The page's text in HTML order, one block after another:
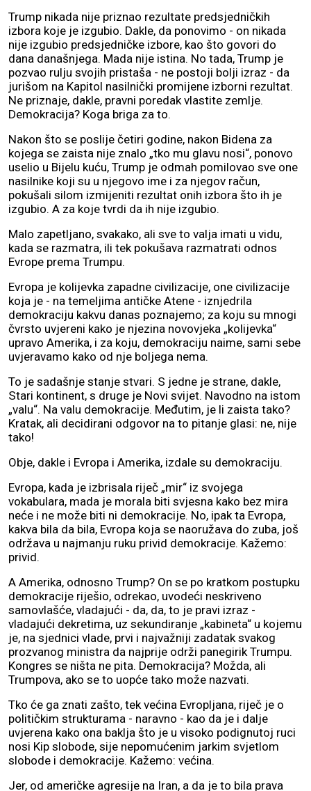
Trump nikada nije priznao rezultate predsjedničkih
izbora koje je izgubio. Dakle, da ponovimo - on nikada
nije izgubio predsjedničke izbore, kao što govori do
dana današnjega. Mada nije istina. No tada, Trump je
pozvao rulju svojih pristaša - ne postoji bolji izraz - da
jurišom na Kapitol nasilnički promijene izborni rezultat.
Ne priznaje, dakle, pravni poredak vlastite zemlje.
Demokracija? Koga briga za to.
Nakon što se poslije četiri godine, nakon Bidena za
kojega se zaista nije znalo „tko mu glavu nosi“, ponovo
uselio u Bijelu kuću, Trump je odmah pomilovao sve one
nasilnike koji su u njegovo ime i za njegov račun,
pokušali silom izmijeniti rezultat onih izbora što ih je
izgubio. A za koje tvrdi da ih nije izgubio.
Malo zapetljano, svakako, ali sve to valja imati u vidu,
kada se razmatra, ili tek pokušava razmatrati odnos
Evrope prema Trumpu.
Evropa je kolijevka zapadne civilizacije, one civilizacije
koja je - na temeljima antičke Atene - iznjedrila
demokraciju kakvu danas poznajemo; za koju su mnogi
čvrsto uvjereni kako je njezina novovjeka „kolijevka“
upravo Amerika, i za koju, demokraciju naime, sami sebe
uvjeravamo kako od nje boljega nema.
To je sadašnje stanje stvari. S jedne je strane, dakle,
Stari kontinent, s druge je Novi svijet. Navodno na istom
„valu“. Na valu demokracije. Međutim, je li zaista tako?
Kratak, ali decidirani odgovor na to pitanje glasi: ne, nije
tako!
Obje, dakle i Evropa i Amerika, izdale su demokraciju.
Evropa, kada je izbrisala riječ „mir“ iz svojega
vokabulara, mada je morala biti svjesna kako bez mira
neće i ne može biti ni demokracije. No, ipak ta Evropa,
kakva bila da bila, Evropa koja se naoružava do zuba, još
održava u najmanju ruku privid demokracije. Kažemo:
privid.
A Amerika, odnosno Trump? On se po kratkom postupku
demokracije riješio, odrekao, uvodeći neskriveno
samovlašće, vladajući - da, da, to je pravi izraz -
vladajući dekretima, uz sekundiranje „kabineta“ u kojemu
je, na sjednici vlade, prvi i najvažniji zadatak svakog
prozvanog ministra da najprije održi panegirik Trumpu.
Kongres se ništa ne pita. Demokracija? Možda, ali
Trumpova, ako se to uopće tako može nazvati.
Tko će ga znati zašto, tek većina Evropljana, riječ je o
političkim strukturama - naravno - kao da je i dalje
uvjerena kako ona baklja što je u visoko podignutoj ruci
nosi Kip slobode, sije nepomućenim jarkim svjetlom
slobode i demokracije. Kažemo: većina.
Jer, od američke agresije na Iran, a da je to bila prava